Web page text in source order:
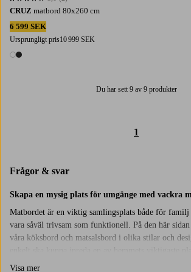
CRUZ matbord 80x260 cm
6 599 SEK
Ursprungligt pris10 999 SEK
2 färger
Du har sett 9 av 9 produkter
1
Frågor & svar
Skapa en mysig plats för umgänge med vackra
Matbordet är en viktig samlingsplats både för familj
vara såväl trivsam som funktionell. På den här
våra köksbord och matsalsbord i olika stilar och
du önskar. Vissa föredrar matbord av trä i en
Visa mer